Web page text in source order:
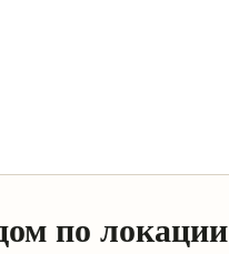
по локации